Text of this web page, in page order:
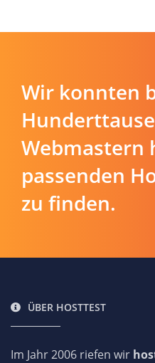
Wir konnten
Webmastern
passenden
zu finden.
ÜBER HOSTTEST
Im Jahr 2006 riefen wir